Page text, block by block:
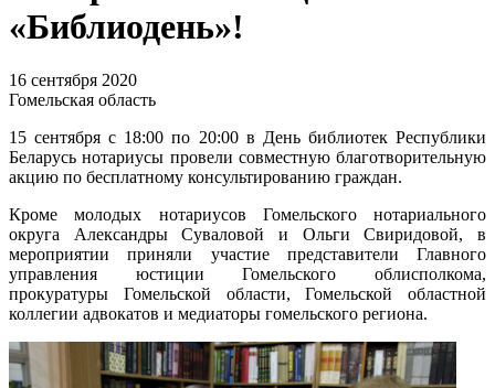
«Библиодень»!
16 сентября 2020
Гомельская область
15 сентября с 18:00 по 20:00 в День библиотек Республики
Беларусь нотариусы провели совместную благотворительную
акцию по бесплатному консультированию граждан.
Кроме молодых нотариусов Гомельского нотариального
округа Александры Суваловой и Ольги Свиридовой, в
мероприятии приняли участие представители Главного
управления юстиции Гомельского облисполкома,
прокуратуры Гомельской области, Гомельской областной
коллегии адвокатов и медиаторы гомельского региона.